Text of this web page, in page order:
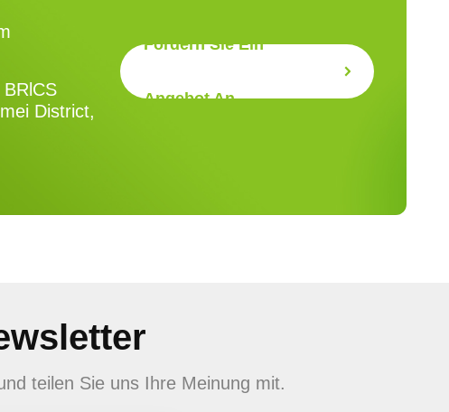
District,
Fordern Sie Ein
Angebot An
teilen Sie uns Ihre Meinung mit.